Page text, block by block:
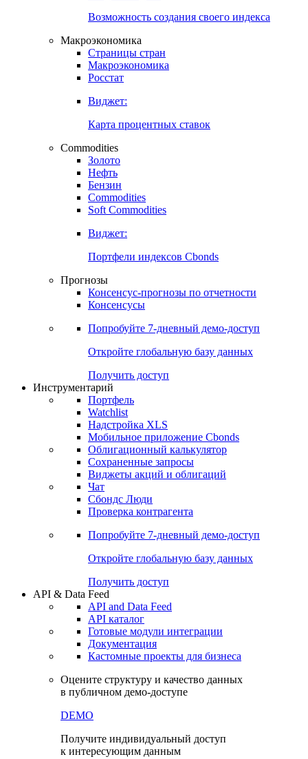
Возможность создания своего индекса
Макроэкономика
Страницы стран
Макроэкономика
Росстат
Виджет:
Карта процентных ставок
Commodities
Золото
Нефть
Бензин
Commodities
Soft Commodities
Виджет:
Портфели индексов Cbonds
Прогнозы
Консенсус-прогнозы по отчетности
Консенсусы
Попробуйте 7-дневный демо-доступ
Откройте глобальную базу данных
Получить доступ
Инструментарий
Портфель
Watchlist
Надстройка XLS
Мобильное приложение Cbonds
Облигационный калькулятор
Сохраненные запросы
Виджеты акций и облигаций
Чат
Сбондс Люди
Проверка контрагента
Попробуйте 7-дневный демо-доступ
Откройте глобальную базу данных
Получить доступ
API & Data Feed
API and Data Feed
API каталог
Готовые модули интеграции
Документация
Кастомные проекты для бизнеса
Оцените структуру и качество данных
в публичном демо-доступе
DEMO
Получите индивидуальный доступ
к интересующим данным